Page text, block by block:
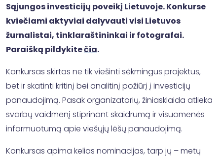
Sąjungos investicijų poveikį Lietuvoje. Konkurse
kviečiami aktyviai dalyvauti visi Lietuvos
žurnalistai, tinklaraštininkai ir fotografai.
Paraišką pildykitečia.
Konkursas skirtas ne tik viešinti sėkmingus projektus,
bet ir skatinti kritinį bei analitinį požiūrį į investicijų
panaudojimą. Pasak organizatorių, žiniasklaida atlieka
svarbų vaidmenį stiprinant skaidrumą ir visuomenės
informuotumą apie viešųjų lėšų panaudojimą.
Konkursas apima kelias nominacijas, tarp jų – metų